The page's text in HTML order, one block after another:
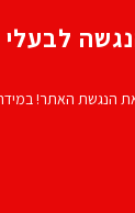
לבעלי
הנגשת האתר!